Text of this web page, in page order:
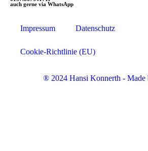
auch gerne via WhatsApp
Impressum Datenschutz
Cookie-Richtlinie (EU)
® 2024 Hansi Konnerth -